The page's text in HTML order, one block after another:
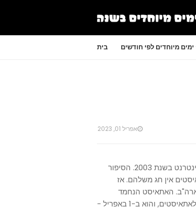
בית ימים מיוחדים לפי חודשים
אפריל 01, 2023
יום האתאיסטים הלאומי נוצר אחרי סיפור בדוי שהתחיל להסתובב באינטרנט בשנת 2003. הסיפור
אין חג משלהם. אז
ארה"ב. האתאיסט הנחמד
השמיע את טענותיו בבית המשפט והשופט הקשיב וענה שיש כבר חג לאתאיסטים, והוא ב-1 באפריל -